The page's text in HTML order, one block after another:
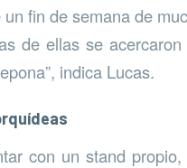
un fin de semana de
de ellas se
indica Lucas.
con un stand